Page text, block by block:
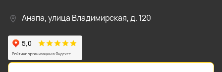
Анапа, улица Владимирская, д. 120